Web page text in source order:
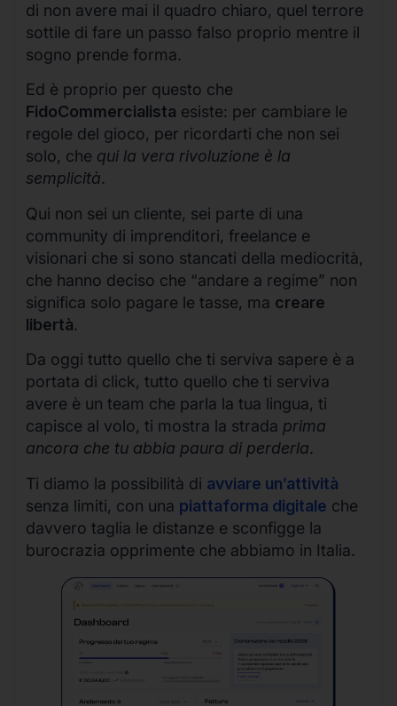
di non avere mai il quadro chiaro, quel terrore
sottile di fare un passo falso proprio mentre il
sogno prende forma.
Ed è proprio per questo che
FidoCommercialista esiste: per cambiare le
regole del gioco, per ricordarti che non sei
solo, che qui la vera rivoluzione è la
semplicità.
Qui non sei un cliente, sei parte di una
community di imprenditori, freelance e
visionari che si sono stancati della mediocrità,
che hanno deciso che “andare a regime” non
significa solo pagare le tasse, ma creare
libertà.
Da oggi tutto quello che ti serviva sapere è a
portata di click, tutto quello che ti serviva
avere è un team che parla la tua lingua, ti
capisce al volo, ti mostra la strada prima
ancora che tu abbia paura di perderla.
Ti diamo la possibilità di avviare un’attività
senza limiti, con una piattaforma digitale che
davvero taglia le distanze e sconfigge la
burocrazia opprimente che abbiamo in Italia.